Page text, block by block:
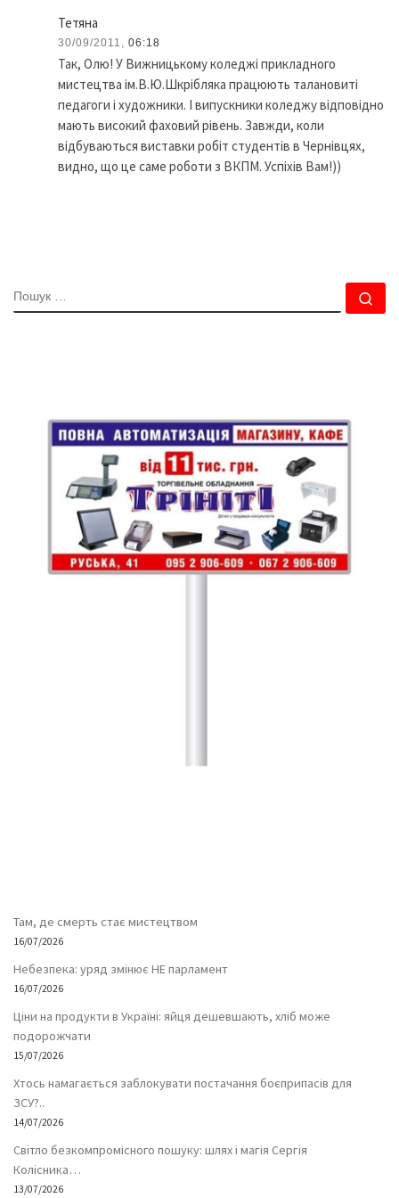
Тетяна
30/09/2011, 06:18
Так, Олю! У Вижницькому коледжі прикладного
мистецтва ім.В.Ю.Шкрібляка працюють талановиті
педагоги і художники. І випускники коледжу відповідно
мають високий фаховий рівень. Завжди, коли
відбуваються виставки робіт студентів в Чернівцях,
видно, що це саме роботи з ВКПМ. Успіхів Вам!))
ПОШУК
Там, де смерть стає мистецтвом
16/07/2026
Небезпека: уряд змінює НЕ парламент
16/07/2026
Ціни на продукти в Україні: яйця дешевшають, хліб може
подорожчати
15/07/2026
Хтось намагається заблокувати постачання боєприпасів для
ЗСУ?..
14/07/2026
Світло безкомпромісного пошуку: шлях і магія Сергія
Колісника…
13/07/2026